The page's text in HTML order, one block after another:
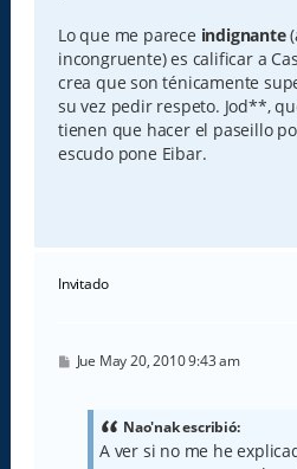
Lo que me parece indignante
incongruente) es calificar a
crea que son ténicamente
su vez pedir respeto. Jod**,
tienen que hacer el paseillo
escudo pone Eibar.
Invitado
M
Jue May 20, 2010 9:43 am
Nao'nak escribió:
A ver si no me he